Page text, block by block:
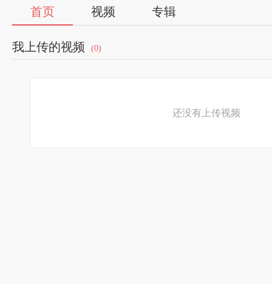
首页 视频 专辑
我上传的视频 (0)
还没有上传视频